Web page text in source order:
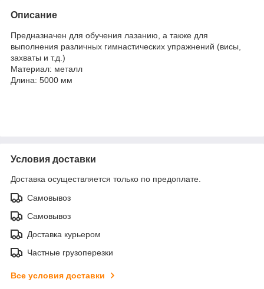
Описание
Предназначен для обучения лазанию, а также для
выполнения различных гимнастических упражнений (висы,
захваты и т.д.)
Материал: металл
Длина: 5000 мм
Условия доставки
Доставка осуществляется только по предоплате.
Самовывоз
Самовывоз
Доставка курьером
Частные грузоперезки
Все условия доставки